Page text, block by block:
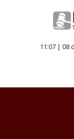
11:07 | 08